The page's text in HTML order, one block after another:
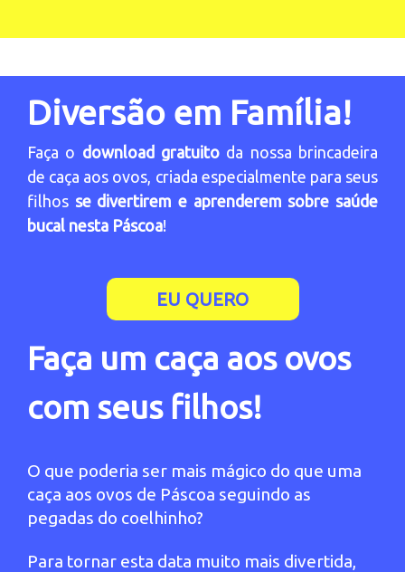
Diversão em Família!
Faça o download gratuito da nossa brincadeira
de caça aos ovos, criada especialmente para seus
filhos se divertirem e aprenderem sobre saúde
bucal nesta Páscoa!
EU QUERO
Faça um caça aos ovos
com seus filhos!
O que poderia ser mais mágico do que uma
caça aos ovos de Páscoa seguindo as
pegadas do coelhinho?
Para tornar esta data muito mais divertida,